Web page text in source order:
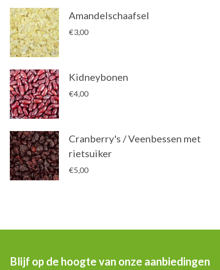
Amandelschaafsel
€3,00
Kidneybonen
€4,00
Cranberry's / Veenbessen met
rietsuiker
€5,00
Blijf op de hoogte van onze aanbiedingen